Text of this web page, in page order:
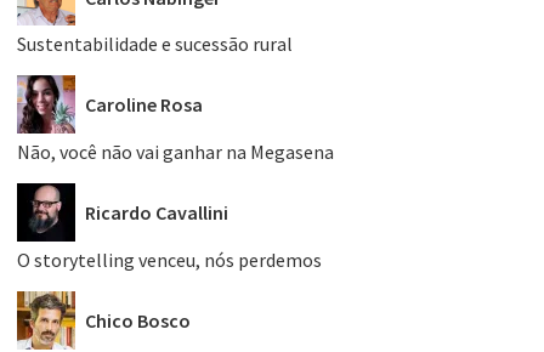
Sustentabilidade e sucessão rural
Caroline Rosa
Não, você não vai ganhar na Megasena
Ricardo Cavallini
O storytelling venceu, nós perdemos
Chico Bosco